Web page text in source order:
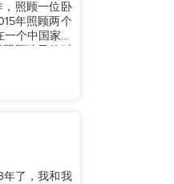
，照顾一位卧
年照顾两个
个中国家庭
年了，我和我